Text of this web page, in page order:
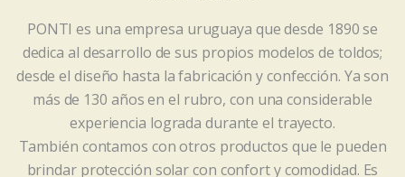
PONTI es una empresa uruguaya que desde 1890 se
dedica al desarrollo de sus propios modelos de toldos;
desde el diseño hasta la fabricación y confección. Ya son
más de 130 años en el rubro, con una considerable
experiencia lograda durante el trayecto.
También contamos con otros productos que le pueden
brindar protección solar con confort y comodidad. Es